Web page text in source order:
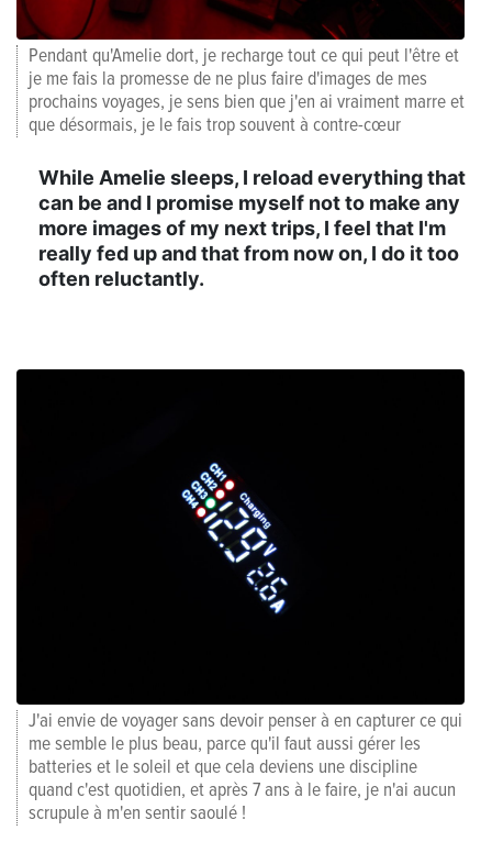
Pendant qu'Amelie dort, je recharge tout ce qui peut l'être et
je me fais la promesse de ne plus faire d'images de mes
prochains voyages, je sens bien que j'en ai vraiment marre et
que désormais, je le fais trop souvent à contre-cœur
While Amelie sleeps, I reload everything that
can be and I promise myself not to make any
more images of my next trips, I feel that I'm
really fed up and that from now on, I do it too
often reluctantly.
J'ai envie de voyager sans devoir penser à en capturer ce qui
me semble le plus beau, parce qu'il faut aussi gérer les
batteries et le soleil et que cela deviens une discipline
quand c'est quotidien, et après 7 ans à le faire, je n'ai aucun
scrupule à m'en sentir saoulé !